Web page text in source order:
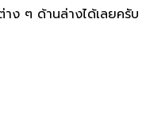
ง ๆ ด้านล่างได้เลยครับ